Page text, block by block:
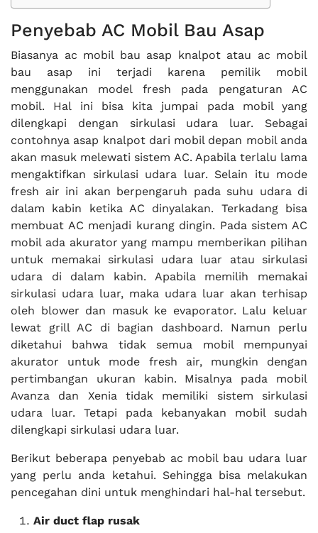
Penyebab AC Mobil Bau Asap
Biasanya ac mobil bau asap knalpot atau ac mobil
bau asap ini terjadi karena pemilik mobil
menggunakan model fresh pada pengaturan AC
mobil. Hal ini bisa kita jumpai pada mobil yang
dilengkapi dengan sirkulasi udara luar. Sebagai
contohnya asap knalpot dari mobil depan mobil anda
akan masuk melewati sistem AC. Apabila terlalu lama
mengaktifkan sirkulasi udara luar. Selain itu mode
fresh air ini akan berpengaruh pada suhu udara di
dalam kabin ketika AC dinyalakan. Terkadang bisa
membuat AC menjadi kurang dingin. Pada sistem AC
mobil ada akurator yang mampu memberikan pilihan
untuk memakai sirkulasi udara luar atau sirkulasi
udara di dalam kabin. Apabila memilih memakai
sirkulasi udara luar, maka udara luar akan terhisap
oleh blower dan masuk ke evaporator. Lalu keluar
lewat grill AC di bagian dashboard. Namun perlu
diketahui bahwa tidak semua mobil mempunyai
akurator untuk mode fresh air, mungkin dengan
pertimbangan ukuran kabin. Misalnya pada mobil
Avanza dan Xenia tidak memiliki sistem sirkulasi
udara luar. Tetapi pada kebanyakan mobil sudah
dilengkapi sirkulasi udara luar.
Berikut beberapa penyebab ac mobil bau udara luar
yang perlu anda ketahui. Sehingga bisa melakukan
pencegahan dini untuk menghindari hal-hal tersebut.
Air duct flap rusak